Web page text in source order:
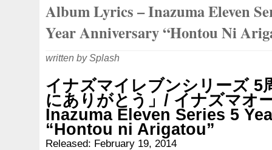
Album Lyrics – Inazuma Eleven
Year Anniversary “Hontou Ni
written by Splash
イナズマイレブンシリーズ 5
にありがとう」/ イナズマオ
Inazuma Eleven Series 5
“Hontou ni Arigatou”
Released: February 19, 2014